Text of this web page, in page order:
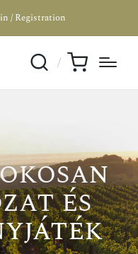
/ Registration
és